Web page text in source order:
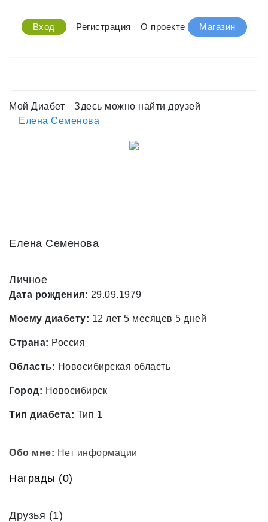
Вход Регистрация О проекте Магазин
Мой Диабет
Здесь можно найти друзей
Елена Семенова
Елена Семенова
Личное
Дата рождения: 29.09.1979
Моему диабету: 12 лет 5 месяцев 5 дней
Страна: Россия
Область: Новосибирская область
Город: Новосибирск
Тип диабета: Тип 1
Обо мне: Нет информации
Награды (0)
Друзья (1)